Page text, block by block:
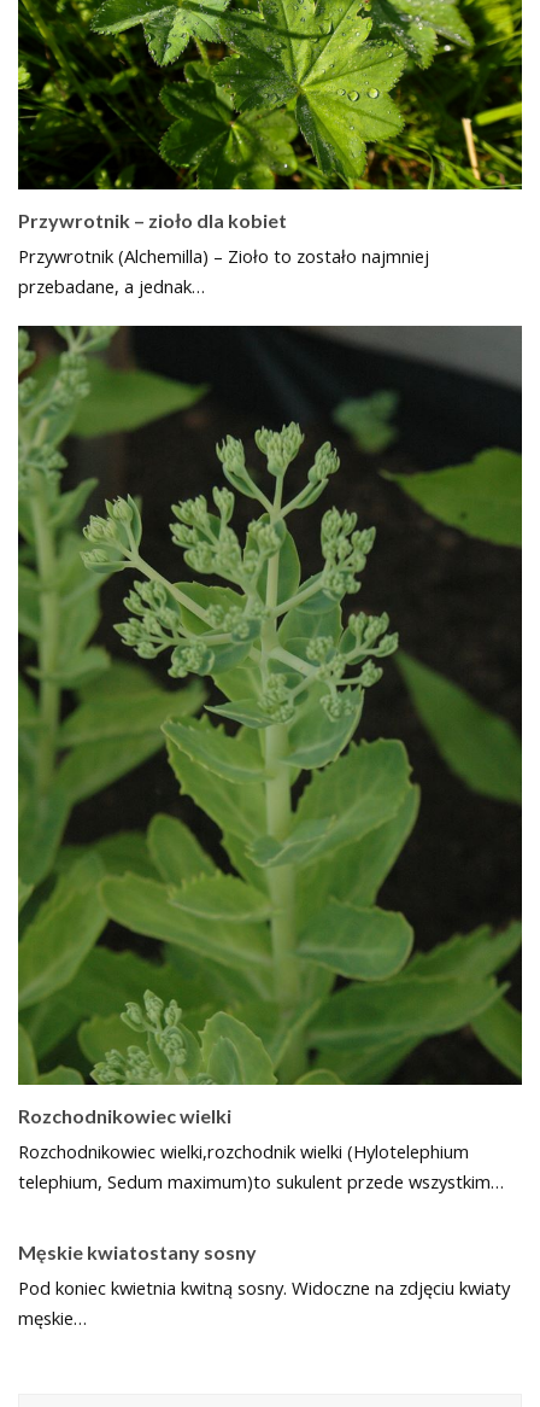
Przywrotnik – zioło dla kobiet
Przywrotnik (Alchemilla) – Zioło to zostało najmniej
przebadane, a jednak…
Rozchodnikowiec wielki
Rozchodnikowiec wielki,rozchodnik wielki (Hylotelephium
telephium, Sedum maximum)to sukulent przede wszystkim…
Męskie kwiatostany sosny
Pod koniec kwietnia kwitną sosny. Widoczne na zdjęciu kwiaty
męskie…